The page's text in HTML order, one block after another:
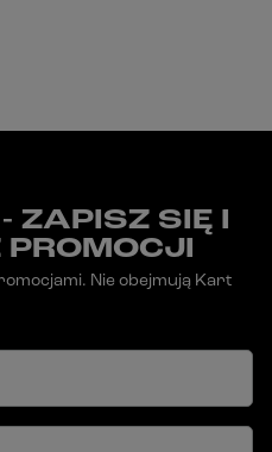
ZAPISZ SIĘ I
Nie obejmują Kart